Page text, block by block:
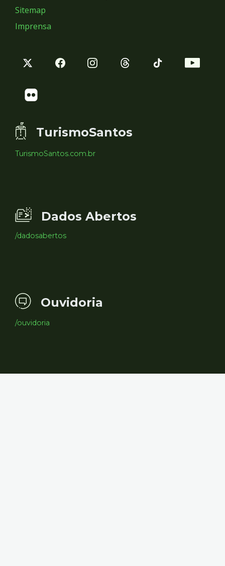
Sitemap
Imprensa
TurismoSantos
TurismoSantos.com.br
Dados Abertos
/dadosabertos
Ouvidoria
/ouvidoria